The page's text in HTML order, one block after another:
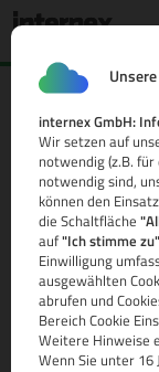
internex GmbH:
Wir setzen auf
notwendig (z.B.
notwendig sind,
können den
die Schaltfläche
auf"Ich stimme zu"
Einwilligung
ausgewählten
abrufen und
Bereich Cookie
Weitere Hinweise
Wenn Sie unter 16
Alle
www.